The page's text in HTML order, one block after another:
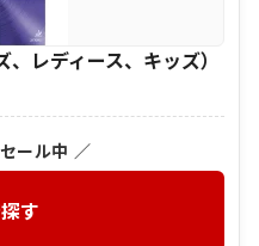
レディース、キッズ）
ール中 ／
す